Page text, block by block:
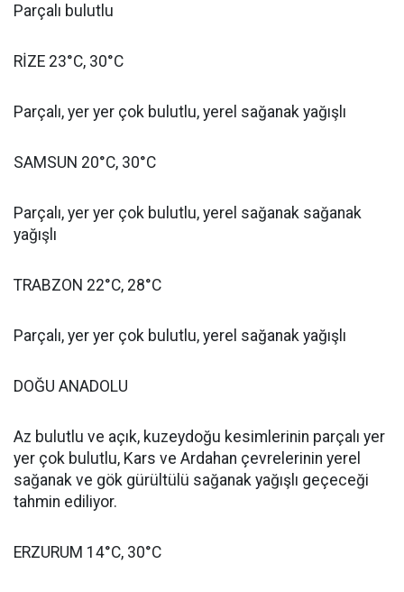
Parçalı bulutlu
RİZE 23°C, 30°C
Parçalı, yer yer çok bulutlu, yerel sağanak yağışlı
SAMSUN 20°C, 30°C
Parçalı, yer yer çok bulutlu, yerel sağanak sağanak
yağışlı
TRABZON 22°C, 28°C
Parçalı, yer yer çok bulutlu, yerel sağanak yağışlı
DOĞU ANADOLU
Az bulutlu ve açık, kuzeydoğu kesimlerinin parçalı yer
yer çok bulutlu, Kars ve Ardahan çevrelerinin yerel
sağanak ve gök gürültülü sağanak yağışlı geçeceği
tahmin ediliyor.
ERZURUM 14°C, 30°C